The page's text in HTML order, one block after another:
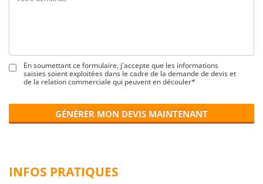
En soumettant ce formulaire, j'accepte que les informations
saisies soient exploitées dans le cadre de la demande de devis et
de la relation commerciale qui peuvent en découler*
GÉNÉRER MON DEVIS MAINTENANT
INFOS PRATIQUES